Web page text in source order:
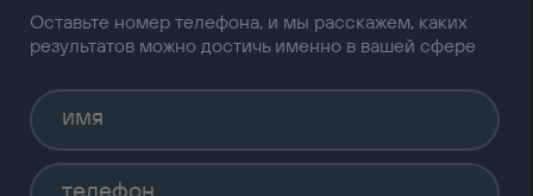
Оставьте номер телефона, и мы расскажем, каких
результатов можно достичь именно в вашей сфере